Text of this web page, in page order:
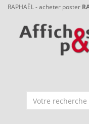
RAPHAËL - acheter poster